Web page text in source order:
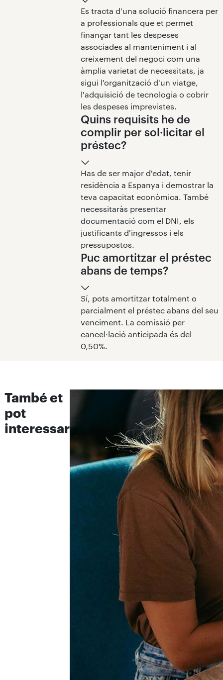
Es tracta d'una solució financera per
a professionals que et permet
finançar tant les despeses
associades al manteniment i al
creixement del negoci com una
àmplia varietat de necessitats, ja
sigui l'organització d'un viatge,
l'adquisició de tecnologia o cobrir
les despeses imprevistes.
Quins requisits he de
complir per sol·licitar el
préstec?
Has de ser major d'edat, tenir
residència a Espanya i demostrar la
teva capacitat econòmica. També
necessitaràs presentar
documentació com el DNI, els
justificants d'ingressos i els
pressupostos.
Puc amortitzar el préstec
abans de temps?
Sí, pots amortitzar totalment o
parcialment el préstec abans del seu
venciment. La comissió per
cancel·lació anticipada és del
0,50%.
També et
pot
interessar